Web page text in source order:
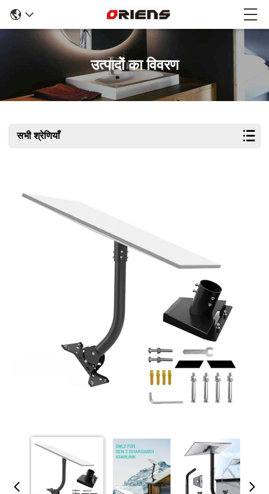
उत्पादों का विवरण
सभी श्रेणियाँ